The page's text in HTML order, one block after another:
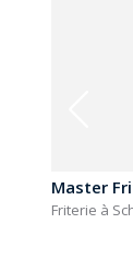
Master
Friterie à